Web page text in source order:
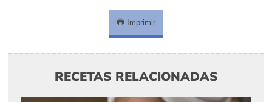
Imprimir
RECETAS RELACIONADAS